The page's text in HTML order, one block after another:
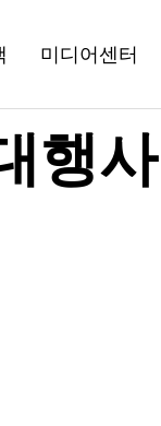
미디어센터
행사